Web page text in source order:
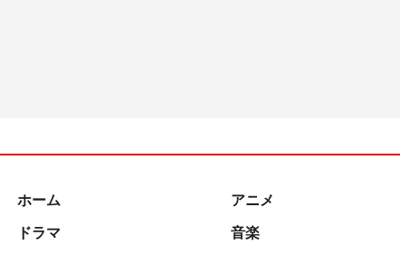
ホーム
ドラマ
アニメ
音楽